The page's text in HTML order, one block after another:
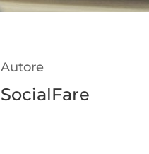
Autore
SocialFare